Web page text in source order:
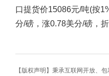
口提货价15086元/吨(按
分/磅，涨0.78美分/磅，
【版权声明】秉承互联网开放、